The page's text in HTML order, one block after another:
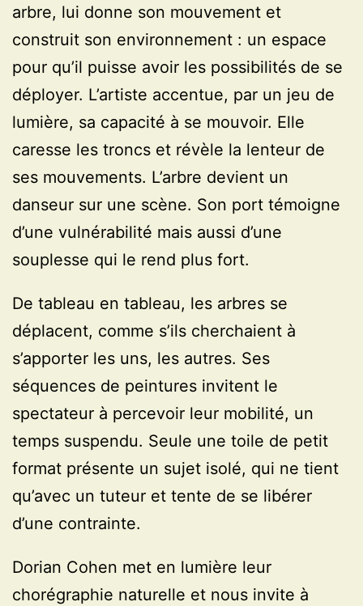
arbre, lui donne son mouvement et
construit son environnement : un espace
pour qu’il puisse avoir les possibilités de se
déployer. L’artiste accentue, par un jeu de
lumière, sa capacité à se mouvoir. Elle
caresse les troncs et révèle la lenteur de
ses mouvements. L’arbre devient un
danseur sur une scène. Son port témoigne
d’une vulnérabilité mais aussi d’une
souplesse qui le rend plus fort.
De tableau en tableau, les arbres se
déplacent, comme s’ils cherchaient à
s’apporter les uns, les autres. Ses
séquences de peintures invitent le
spectateur à percevoir leur mobilité, un
temps suspendu. Seule une toile de petit
format présente un sujet isolé, qui ne tient
qu’avec un tuteur et tente de se libérer
d’une contrainte.
Dorian Cohen met en lumière leur
chorégraphie naturelle et nous invite à